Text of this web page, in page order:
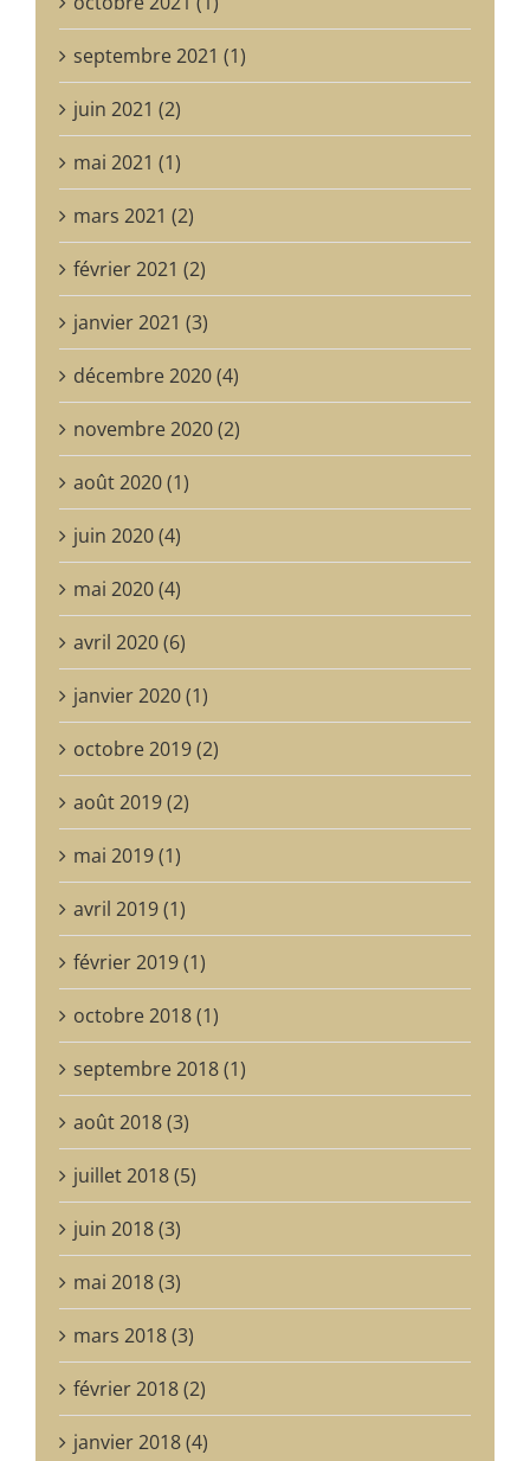
septembre 2021 (1)
juin 2021 (2)
mai 2021 (1)
mars 2021 (2)
février 2021 (2)
janvier 2021 (3)
décembre 2020 (4)
novembre 2020 (2)
août 2020 (1)
juin 2020 (4)
mai 2020 (4)
avril 2020 (6)
janvier 2020 (1)
octobre 2019 (2)
août 2019 (2)
mai 2019 (1)
avril 2019 (1)
février 2019 (1)
octobre 2018 (1)
septembre 2018 (1)
août 2018 (3)
juillet 2018 (5)
juin 2018 (3)
mai 2018 (3)
mars 2018 (3)
février 2018 (2)
janvier 2018 (4)